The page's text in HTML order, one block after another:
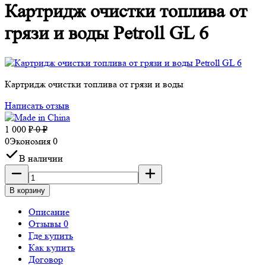
Картридж очистки топлива от
грязи и воды Petroll GL 6
Картридж очистки топлива от грязи и воды
Написать отзыв
1 000 ₽0₽
0Экономия 0
В наличии
В корзину
Описание
Отзывы 0
Где купить
Как купить
Договор